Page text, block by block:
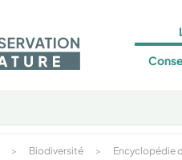
> Biodiversité > Encyclopédie